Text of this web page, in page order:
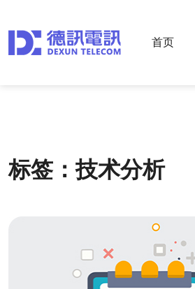
首页
标签：技术分析